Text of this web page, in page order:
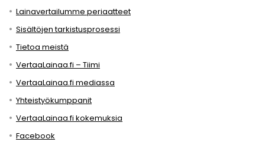
Lainavertailumme periaatteet
Sisältöjen tarkistusprosessi
Tietoa meistä
VertaaLainaa.fi – Tiimi
VertaaLainaa.fi mediassa
Yhteistyökumppanit
VertaaLainaa.fi kokemuksia
Facebook